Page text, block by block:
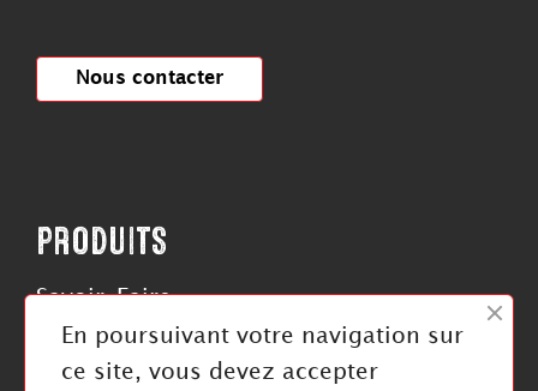
Nous contacter
PRODUITS
Savoir-Faire
Roues
Rouleaux
En poursuivant votre navigation sur
ce site, vous devez accepter